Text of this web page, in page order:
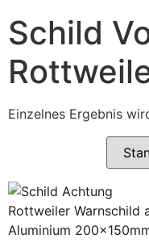
Schild
Einzelnes Ergebnis